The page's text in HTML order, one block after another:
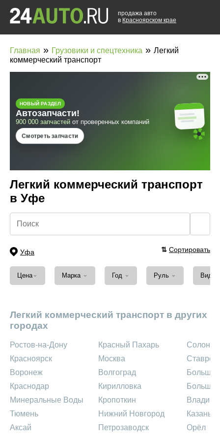
продажа авто
в Красноярском крае
Главная » Грузовики и спецтехника » Легкий
коммерческий транспорт
Легкий коммерческий транспорт
в Уфе
Уфа ⇅ Сортировать
Цена ⌄ Марка ⌄ Год ⌄ Руль ⌄ Вид
Легкий коммерческий транспорт в других
городах
Ростов-на-Дону
Красноярск
Воронеж
Краснодар
Минеральные Воды
Тюмень
Аксай
Красный Пахарь
Москва
Волгоград
Кирилловка
Кропоткин
Нижний Новгород
Петрозаводск
Солонцы
Казань
Орёл